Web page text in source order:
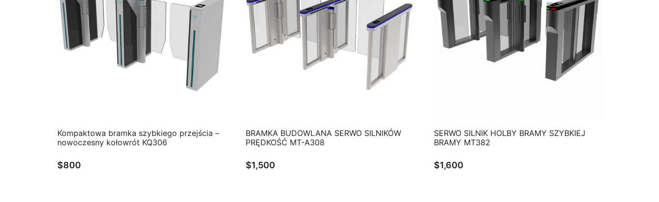
Kompaktowa bramka szybkiego przejścia –
nowoczesny kołowrót KQ306
$800
BRAMKA BUDOWLANA SERWO SILNIKÓW
PRĘDKOŚĆ MT-A308
$1,500
SERWO SILNIK HOLBY BRAMY SZYBKIEJ
BRAMY MT382
$1,600